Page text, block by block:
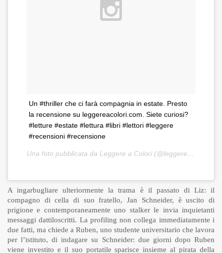
Un #thriller che ci farà compagnia in estate. Presto
la recensione su leggereacolori.com. Siete curiosi?
#letture #estate #lettura #libri #lettori #leggere
#recensioni #recensione
Una foto pubblicata da Leggere a Colori (@leggereacolori) in data:
A ingarbugliare ulteriormente la trama è il passato di Liz: il
compagno di cella di suo fratello, Jan Schneider, è uscito di
prigione e contemporaneamente uno stalker le invia inquietanti
messaggi dattiloscritti. La profiling non collega immediatamente i
due fatti, ma chiede a Ruben, uno studente universitario che lavora
per l’istituto, di indagare su Schneider: due giorni dopo Ruben
viene investito e il suo portatile sparisce insieme al pirata della